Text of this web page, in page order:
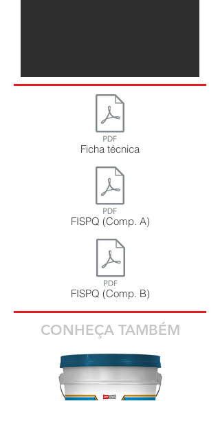
Ficha técnica
FISPQ (Comp. A)
FISPQ (Comp. B)
CONHEÇA TAMBÉM